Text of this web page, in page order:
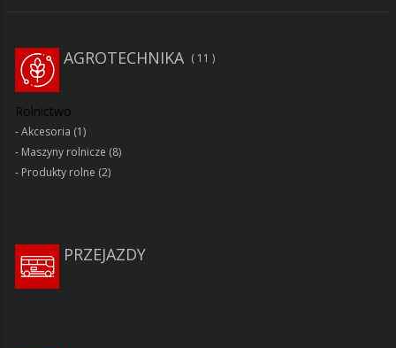
AGROTECHNIKA 11
Rolnictwo
Akcesoria (1)
Maszyny rolnicze (8)
Produkty rolne (2)
PRZEJAZDY